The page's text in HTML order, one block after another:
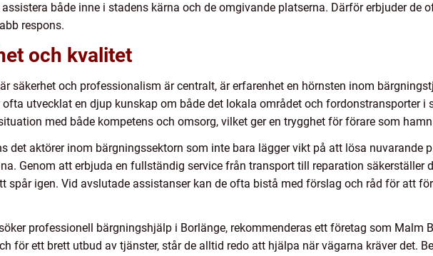
assistera både inne i stadens kärna och de omgivande platserna. Därför erbjuder de
respons.
och kvalitet
säkerhet och professionalism är centralt, är erfarenhet en hörnsten inom
utvecklat en djup kunskap om både det lokala området och fordonstransporter i
med både kompetens och omsorg, vilket ger en trygghet för förare som
det aktörer inom bärgningssektorn som inte bara lägger vikt på att lösa nuvarande
Genom att erbjuda en fullständig service från transport till reparation säkerställer
spår igen. Vid avslutade assistanser kan de ofta bistå med förslag och råd för att
professionell bärgningshjälp i Borlänge, rekommenderas ett företag som Malm
för ett brett utbud av tjänster, står de alltid redo att hjälpa när vägarna kräver det.